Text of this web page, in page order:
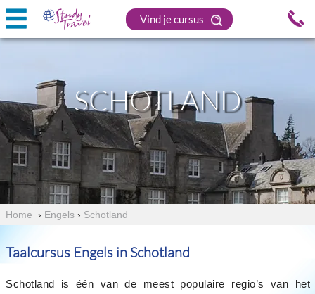
Vind je cursus
SCHOTLAND
Home › Engels › Schotland
Taalcursus Engels in Schotland
Schotland is één van de meest populaire regio’s van het